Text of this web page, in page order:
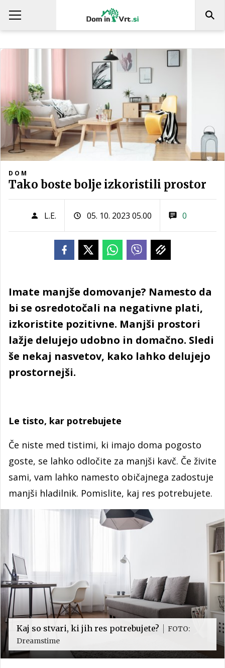
DOM
Tako boste bolje izkoristili prostor
L.E. 05. 10. 2023 05.00 0
Imate manjše domovanje? Namesto da
bi se osredotočali na negativne plati,
izkoristite pozitivne. Manjši prostori
lažje delujejo udobno in domačno. Sledi
še nekaj nasvetov, kako lahko delujejo
prostornejši.
Le tisto, kar potrebujete
Če niste med tistimi, ki imajo doma pogosto
goste, se lahko odločite za manjši kavč. Če živite
sami, vam lahko namesto običajnega zadostuje
manjši hladilnik. Pomislite, kaj res potrebujete.
Kaj so stvari, ki jih res potrebujete?
FOTO:
Dreamstime